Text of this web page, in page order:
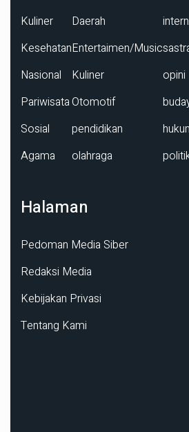
Kuliner
Kesehatan
Nasional
Pariwisata
Sosial
Agama
Daerah
Entertaimen/Music
Kuliner
Otomotif
pendidikan
olahraga
opini
Halaman
Pedoman Media Siber
Redaksi Media
Kebijakan Privasi
Tentang Kami